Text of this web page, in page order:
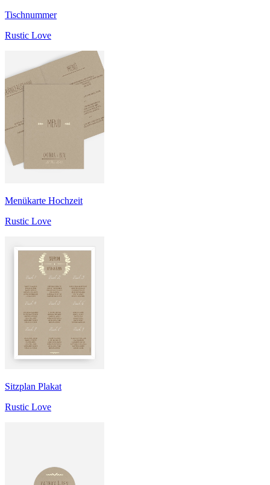
Tischnummer
Rustic Love
Menükarte Hochzeit
Rustic Love
Sitzplan Plakat
Rustic Love